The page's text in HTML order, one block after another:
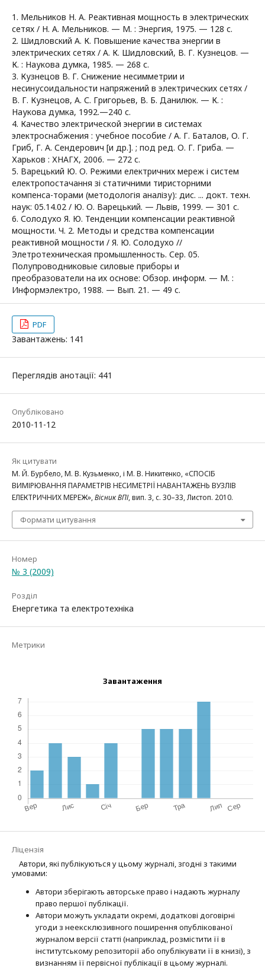
1. Мельников Н. А. Реактивная мощность в электрических
сетях / Н. А. Мельников. — М. : Энергия, 1975. — 128 с.
2. Шидловский А. К. Повышение качества энергии в
электрических сетях / А. К. Шидловский, В. Г. Кузнецов. —
К. : Наукова думка, 1985. — 268 с.
3. Кузнецов В. Г. Снижение несимметрии и
несинусоидальности напряжений в электрических сетях /
В. Г. Кузнецов, А. С. Григорьев, В. Б. Данилюк. — К. :
Наукова думка, 1992.—240 с.
4. Качество электрической энергии в системах
электроснабжения : учебное пособие / А. Г. Баталов, О. Г.
Гриб, Г. А. Сендерович [и др.]. ; под ред. О. Г. Гриба. —
Харьков : ХНАГХ, 2006. — 272 с.
5. Варецький Ю. О. Режими електричних мереж і систем
електропостачання зі статичними тиристорними
компенса-торами (методологія аналізу): дис. ... докт. техн.
наук: 05.14.02 / Ю. О. Варецький. — Львів, 1999. — 301 с.
6. Солодухо Я. Ю. Тенденции компенсации реактивной
мощности. Ч. 2. Методы и средства компенсации
реактивной мощности / Я. Ю. Солодухо //
Элетротехническая промышленность. Сер. 05.
Полупроводниковые силовые приборы и
преобразователи на их основе: Обзор. информ. — М. :
Информэлектро, 1988. — Вып. 21. — 49 с.
PDF
Завантажень: 141
Переглядів анотації: 441
Опубліковано
2010-11-12
Як цитувати
М. Й. Бурбело, М. В. Кузьменко, і М. В. Никитенко, «СПОСІБ
ВИМІРЮВАННЯ ПАРАМЕТРІВ НЕСИМЕТРІЇ НАВАНТАЖЕНЬ ВУЗЛІВ
ЕЛЕКТРИЧНИХ МЕРЕЖ»,Вісник ВПІ, вип. 3, с. 30–33, Листоп. 2010.
Формати цитування
Номер
№ 3 (2009)
Розділ
Енергетика та електротехніка
Метрики
Завантаження
Ліцензія
Автори, які публікуються у цьому журналі, згодні з такими
умовами:
Автори зберігають авторське право і надають журналу
право першої публі­кації.
Автори можуть укладати окремі, додат­кові договірні
угоди з неексклюзив­ного поширення опублікованої
журналом версії статті (наприклад, розмістити її в
інститутському репозиторії або опубліку­вати її в книзі), з
визнанням її первісної публікації в цьому журналі.